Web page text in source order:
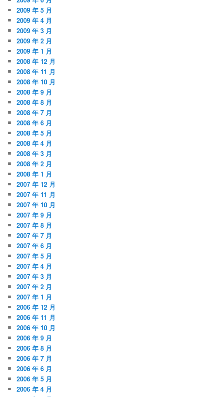
2009 年 5 月
2009 年 4 月
2009 年 3 月
2009 年 2 月
2009 年 1 月
2008 年 12 月
2008 年 11 月
2008 年 10 月
2008 年 9 月
2008 年 8 月
2008 年 7 月
2008 年 6 月
2008 年 5 月
2008 年 4 月
2008 年 3 月
2008 年 2 月
2008 年 1 月
2007 年 12 月
2007 年 11 月
2007 年 10 月
2007 年 9 月
2007 年 8 月
2007 年 7 月
2007 年 6 月
2007 年 5 月
2007 年 4 月
2007 年 3 月
2007 年 2 月
2007 年 1 月
2006 年 12 月
2006 年 11 月
2006 年 10 月
2006 年 9 月
2006 年 8 月
2006 年 7 月
2006 年 6 月
2006 年 5 月
2006 年 4 月